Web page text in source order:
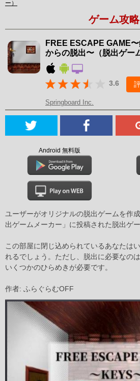
ー）
ゲーム攻略
FREE ESCAPE GAME
からの脱出〜（脱出ゲー
3.6
Springboard Inc.
Android 無料版
ユーザーがオリジナルの脱出ゲームを作
出ゲームメーカー」に投稿された脱出ゲー
この部屋に閉じ込められているあなたは
れるでしょう。ただし、脱出に必要なの
いくつかのひらめきが必要です。
作者: ふらぐらむOFF